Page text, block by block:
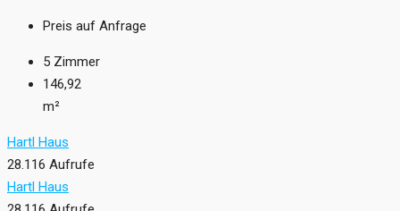
Preis auf Anfrage
5 Zimmer
146,92
m²
Hartl Haus
28.116 Aufrufe
Hartl Haus